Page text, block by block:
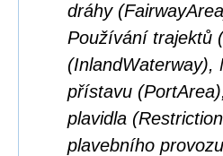
dráhy
Používání trajektů
(InlandWaterway),
přístavu
plavidla
plavebního